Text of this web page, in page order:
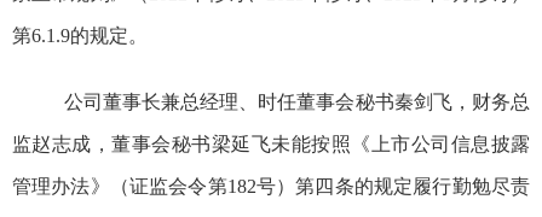
第6.1.9的规定。
公司 董事长兼总经理、时任董事会秘书秦剑飞，财务总
监赵志成，董事会秘书梁延飞未能按照《上市公司信息披露
管理办法》（证监会令第182号）第四条的规定履行勤勉尽责